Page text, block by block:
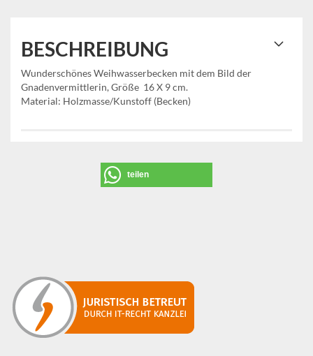
BESCHREIBUNG
Wunderschönes Weihwasserbecken mit dem Bild der
Gnadenvermittlerin, Größe 16 X 9 cm.
Material: Holzmasse/Kunstoff (Becken)
teilen